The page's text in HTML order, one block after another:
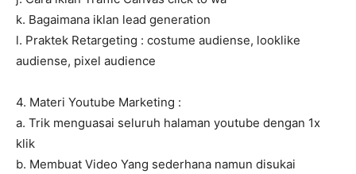
k. Bagaimana iklan lead generation
l. Praktek Retargeting : costume audiense, looklike
audiense, pixel audience
4. Materi Youtube Marketing :
a. Trik menguasai seluruh halaman youtube dengan 1x
klik
b. Membuat Video Yang sederhana namun disukai